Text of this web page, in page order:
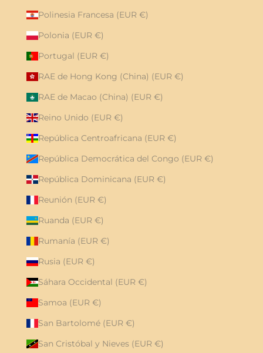
Polinesia Francesa (EUR €)
Polonia (EUR €)
Portugal (EUR €)
RAE de Hong Kong (China) (EUR €)
RAE de Macao (China) (EUR €)
Reino Unido (EUR €)
República Centroafricana (EUR €)
República Democrática del Congo (EUR €)
República Dominicana (EUR €)
Reunión (EUR €)
Ruanda (EUR €)
Rumanía (EUR €)
Rusia (EUR €)
Sáhara Occidental (EUR €)
Samoa (EUR €)
San Bartolomé (EUR €)
San Cristóbal y Nieves (EUR €)